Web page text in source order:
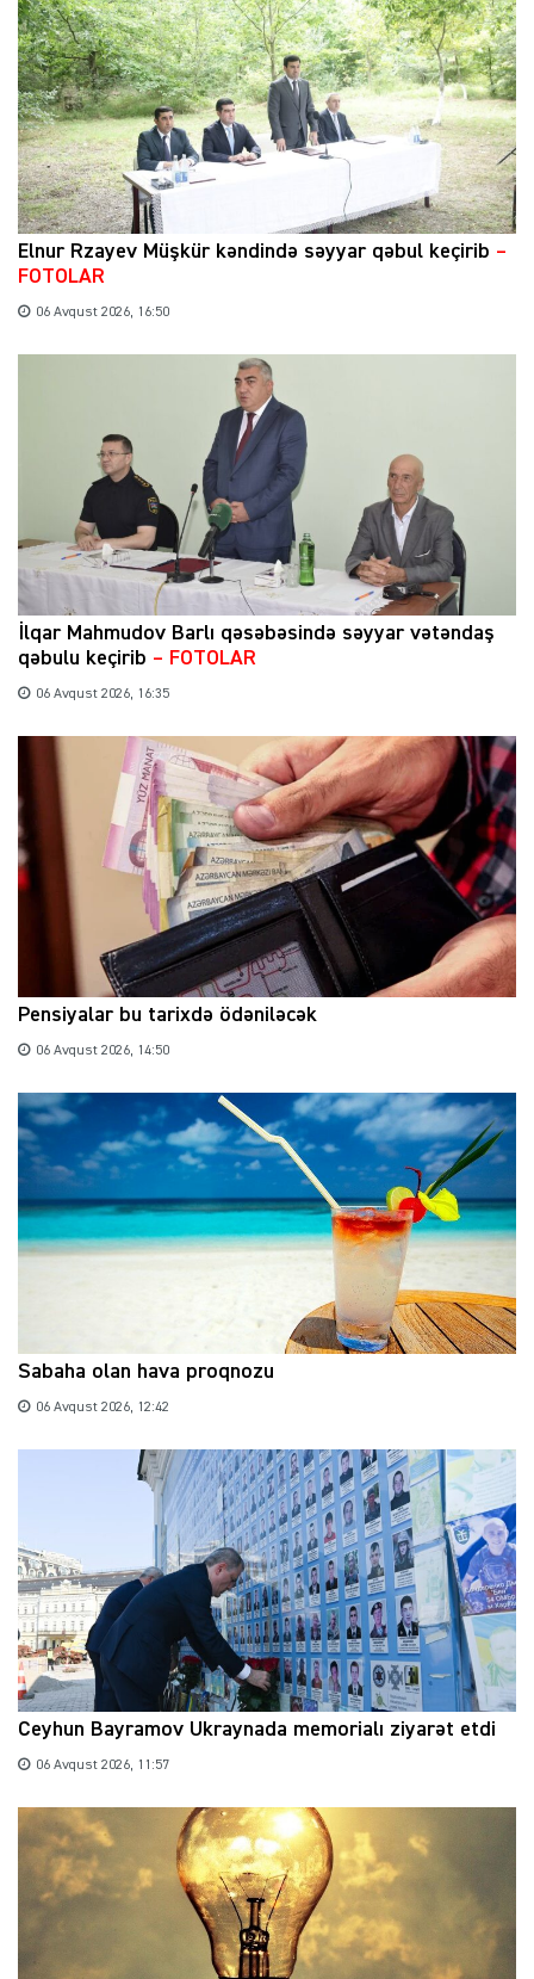
Elnur Rzayev Müşkür kəndində səyyar qəbul keçirib –
FOTOLAR
06 Avqust 2026, 16:50
İlqar Mahmudov Barlı qəsəbəsində səyyar vətəndaş
qəbulu keçirib – FOTOLAR
06 Avqust 2026, 16:35
Pensiyalar bu tarixdə ödəniləcək
06 Avqust 2026, 14:50
Sabaha olan hava proqnozu
06 Avqust 2026, 12:42
Ceyhun Bayramov Ukraynada memorialı ziyarət etdi
06 Avqust 2026, 11:57